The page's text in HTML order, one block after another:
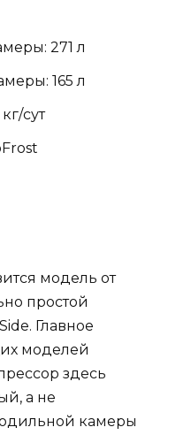
271 л
165 л
сут
модель от
простой
Главное
моделей
здесь
а не
камеры